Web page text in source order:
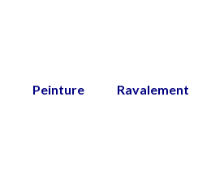
Peinture Ravalement